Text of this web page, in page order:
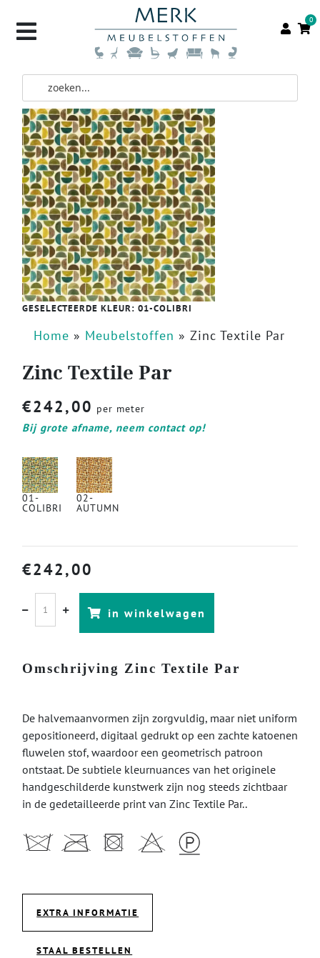
0
GESELECTEERDE KLEUR: 01-COLIBRI
Home » Meubelstoffen » Zinc Textile Par
Zinc Textile Par
€242,00 per meter
Bij grote afname, neem contact op!
01-
COLIBRI
02-
AUTUMN
€242,00
in winkelwagen
Omschrijving Zinc Textile Par
De halvemaanvormen zijn zorgvuldig, maar niet uniform
gepositioneerd, digitaal gedrukt op een zachte katoenen
fluwelen stof, waardoor een geometrisch patroon
ontstaat. De subtiele kleurnuances van het originele
handgeschilderde kunstwerk zijn nog steeds zichtbaar
in de gedetailleerde print van Zinc Textile Par..
EXTRA INFORMATIE
STAAL BESTELLEN